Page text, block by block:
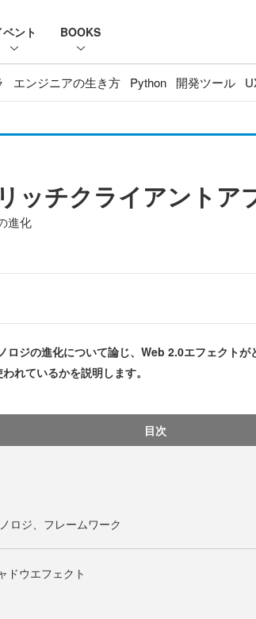
ベント BOOKS
エンジニアの生き方 Python 開発ツール
ッチクライアントア
進化
ジの進化について論じ、Web 2.0エフェクト
れているかを説明します。
目次
ロジ、フレームワーク
ドウエフェクト